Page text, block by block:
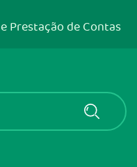
Prestação de Contas